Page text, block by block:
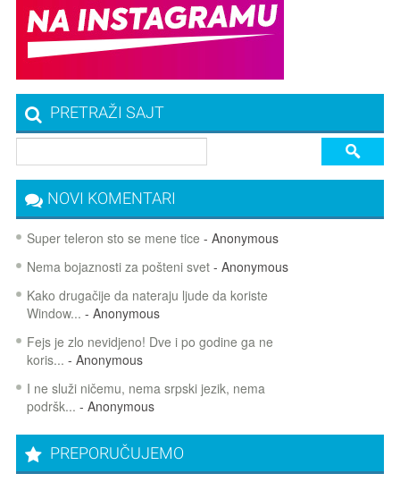
PRETRAŽI SAJT
NOVI KOMENTARI
Super teleron sto se mene tice - Anonymous
Nema bojaznosti za pošteni svet- Anonymous
Kako drugačije da nateraju ljude da koriste
Window... - Anonymous
Fejs je zlo nevidjeno! Dve i po godine ga ne
koris... - Anonymous
I ne služi ničemu, nema srpski jezik, nema
podršk... - Anonymous
PREPORUČUJEMO